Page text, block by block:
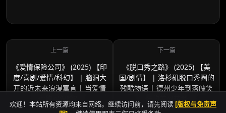
《爱情保险公司》 (2025) 【印
度/喜剧/爱情/科幻】 | 脑洞大
开的近未来浪漫寓言 | 当爱情
也能买保险？
《脱口秀之路》 (2025) 【美
国/剧情】 | 洛杉矶脱口秀圈的
残酷物语 | 德州少年到落魄笑
匠的苦涩转型
欢迎！本站所有资源均来自网络。继续访问前，请先阅读 [版权与免责声